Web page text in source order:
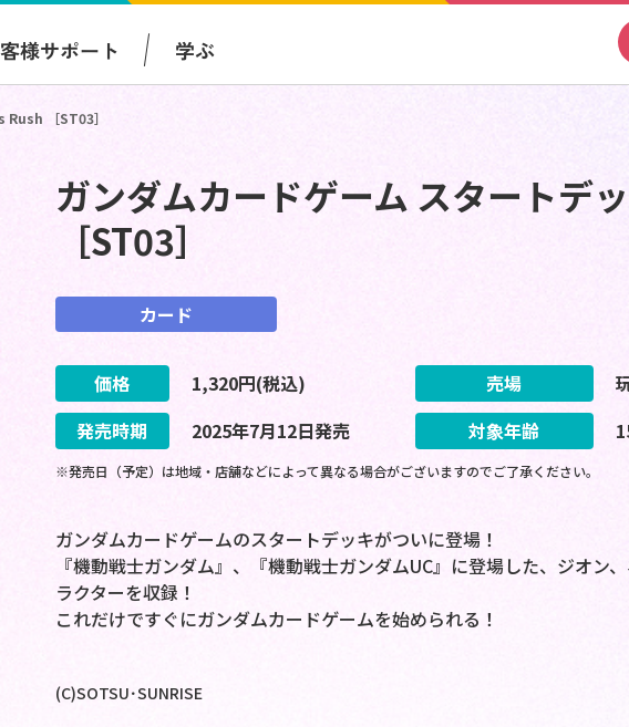
様サポート 学ぶ
［ST03］
ガンダムカードゲーム スタートデ
［ST03］
カード
価格 1,320円(税込) 売場
発売時期
2025年7月12日発売 対象年齢
※発売日（予定）は地域・店舗などによって異なる場合がございますのでご了承ください。
ガンダムカードゲームのスタートデッキがついに登場！
『機動戦士ガンダム』、『機動戦士ガンダムUC』に登場した、ジオン
ラクターを収録！
これだけですぐにガンダムカードゲームを始められる！
(C)SOTSU･SUNRISE